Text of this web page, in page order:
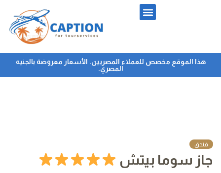
هذا الموقع مخصص للعملاء المصريين. الأسعار معروضة بالجنيه
المصري.
فندق
جاز سوما بيتش